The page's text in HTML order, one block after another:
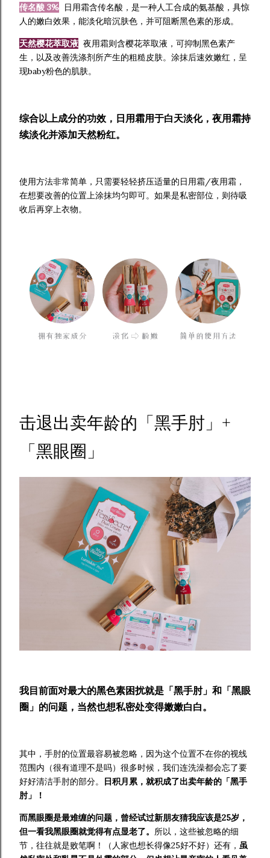
传名酸 3% 日用霜含传名酸，是一种人工合成的氨基酸，具惊
人的嫩白效果，能淡化暗沉肤色，并可阻断黑色素的形成。
天然樱花萃取液 夜用霜则含樱花萃取液，可抑制黑色素产
生，以及改善洗涤剂所产生的粗糙皮肤。涂抹后速效嫩红，呈
现baby粉色的肌肤。
综合以上成分的功效，日用霜用于白天淡化，夜用霜持
续淡化并添加天然粉红。
使用方法非常简单，只需要轻轻挤压适量的日用霜/夜用霜，
在想要改善的位置上涂抹均匀即可。如果是私密部位，则待吸
收后再穿上衣物。
击退出卖年龄的「黑手肘」+
「黑眼圈」
我目前面对最大的黑色素困扰就是「黑手肘」和「黑眼
圈」的问题，当然也想私密处变得嫩嫩白白。
其中，手肘的位置最容易被忽略，因为这个位置不在你的视线
范围内（很有道理不是吗）很多时候，我们连洗澡都会忘了要
好好清洁手肘的部分。
日积月累，就积成了出卖年龄的「黑手
肘」！
而黑眼圈是最难缠的问题，曾经试过新朋友猜我应该是25岁，
但一看我黑眼圈就觉得有点显老了。 所以，这些被忽略的细
节，往往就是败笔啊！（人家也想长得像25好不好）还有， 虽